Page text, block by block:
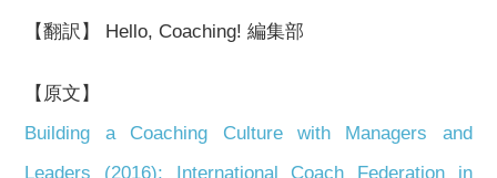
【翻訳】 Hello, Coaching! 編集部
【原文】
Building a Coaching Culture with Managers and
Leaders (2016); International Coach Federation in